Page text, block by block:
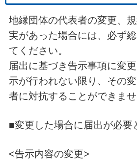
地縁団体の代表者の変更、
実があった場合には、必ず
てください。
届出に基づき告示事項に変
示が行われない限り、その
者に対抗することができませ
■変更した場合に届出が必要
<告示内容の変更>